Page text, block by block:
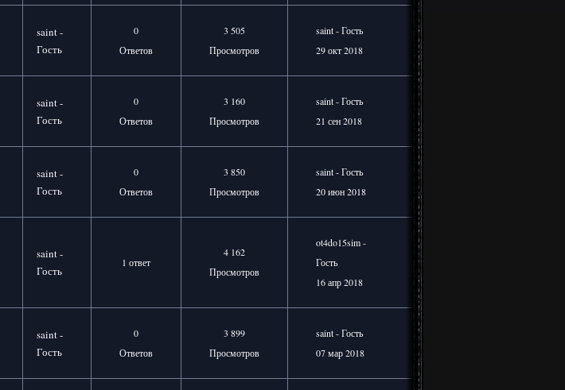
saint -
Гость
0
Ответов
3 505
Просмотров
saint - Гость
29 окт 2018
saint -
Гость
0
Ответов
3 160
Просмотров
saint - Гость
21 сен 2018
saint -
Гость
0
Ответов
3 850
Просмотров
saint - Гость
20 июн 2018
saint -
Гость
1 ответ
4 162
Просмотров
ot4do15sim -
Гость
16 апр 2018
saint -
Гость
0
Ответов
3 899
Просмотров
saint - Гость
07 мар 2018